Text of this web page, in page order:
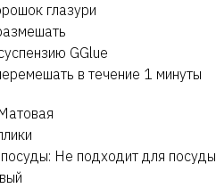
глазури
GGlue
в течение 1 минуты
Не подходит для посуды